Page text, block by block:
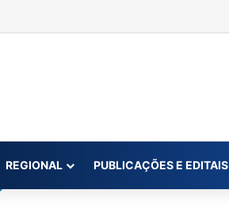
estudante perder bolsa do Prouni
REGIONAL PUBLICAÇÕES E EDITAIS